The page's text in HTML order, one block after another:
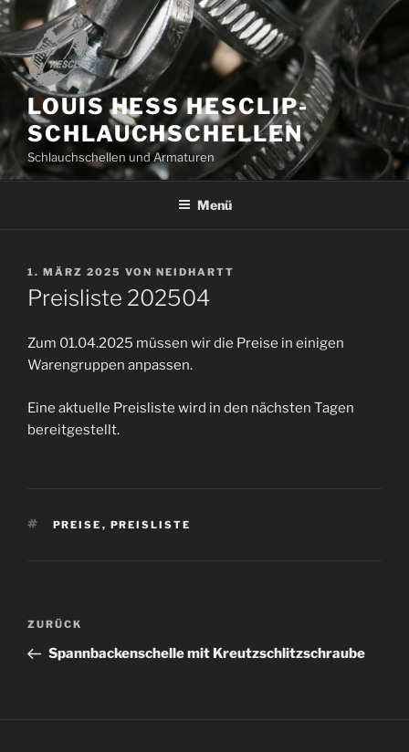
Zum
Inhalt
springen
LOUIS HESS HESCLIP-
SCHLAUCHSCHELLEN
Schlauchschellen und Armaturen
Menü
VERÖFFENTLICHT
AM
1. MÄRZ 2025 VON NEIDHARTT
Preisliste 202504
Zum 01.04.2025 müssen wir die Preise in einigen
Warengruppen anpassen.
Eine aktuelle Preisliste wird in den nächsten Tagen
bereitgestellt.
SCHLAGWÖRTER
PREISE , PREISLISTE
Beitragsnavigation
Vorheriger
Beitrag
ZURÜCK
Spannbackenschelle mit Kreutzschlitzschraube